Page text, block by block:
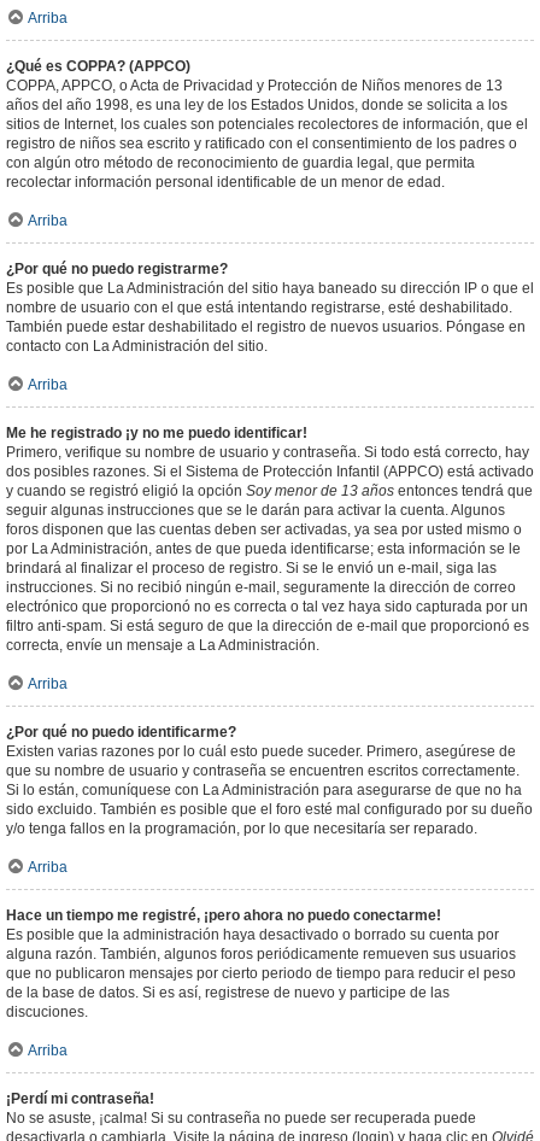
Arriba
¿Qué es COPPA? (APPCO)
COPPA, APPCO, o Acta de Privacidad y Protección de Niños menores de 13
años del año 1998, es una ley de los Estados Unidos, donde se solicita a los
sitios de Internet, los cuales son potenciales recolectores de información, que el
registro de niños sea escrito y ratificado con el consentimiento de los padres o
con algún otro método de reconocimiento de guardia legal, que permita
recolectar información personal identificable de un menor de edad.
Arriba
¿Por qué no puedo registrarme?
Es posible que La Administración del sitio haya baneado su dirección IP o que el
nombre de usuario con el que está intentando registrarse, esté deshabilitado.
También puede estar deshabilitado el registro de nuevos usuarios. Póngase en
contacto con La Administración del sitio.
Arriba
Me he registrado ¡y no me puedo identificar!
Primero, verifique su nombre de usuario y contraseña. Si todo está correcto, hay
dos posibles razones. Si el Sistema de Protección Infantil (APPCO) está activado
y cuando se registró eligió la opción Soy menor de 13 años entonces tendrá que
seguir algunas instrucciones que se le darán para activar la cuenta. Algunos
foros disponen que las cuentas deben ser activadas, ya sea por usted mismo o
por La Administración, antes de que pueda identificarse; esta información se le
brindará al finalizar el proceso de registro. Si se le envió un e-mail, siga las
instrucciones. Si no recibió ningún e-mail, seguramente la dirección de correo
electrónico que proporcionó no es correcta o tal vez haya sido capturada por un
filtro anti-spam. Si está seguro de que la dirección de e-mail que proporcionó es
correcta, envíe un mensaje a La Administración.
Arriba
¿Por qué no puedo identificarme?
Existen varias razones por lo cuál esto puede suceder. Primero, asegúrese de
que su nombre de usuario y contraseña se encuentren escritos correctamente.
Si lo están, comuníquese con La Administración para asegurarse de que no ha
sido excluido. También es posible que el foro esté mal configurado por su dueño
y/o tenga fallos en la programación, por lo que necesitaría ser reparado.
Arriba
Hace un tiempo me registré, ¡pero ahora no puedo conectarme!
Es posible que la administración haya desactivado o borrado su cuenta por
alguna razón. También, algunos foros periódicamente remueven sus usuarios
que no publicaron mensajes por cierto periodo de tiempo para reducir el peso
de la base de datos. Si es así, registrese de nuevo y participe de las
discuciones.
Arriba
¡Perdí mi contraseña!
No se asuste, ¡calma! Si su contraseña no puede ser recuperada puede
desactivarla o cambiarla. Visite la página de ingreso (login) y haga clic en Olvidé